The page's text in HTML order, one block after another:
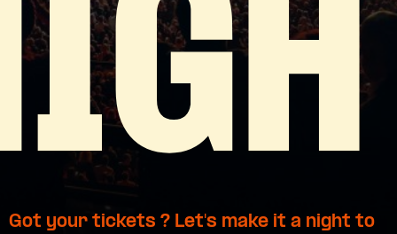
Got your tickets ? Let's make it a night to